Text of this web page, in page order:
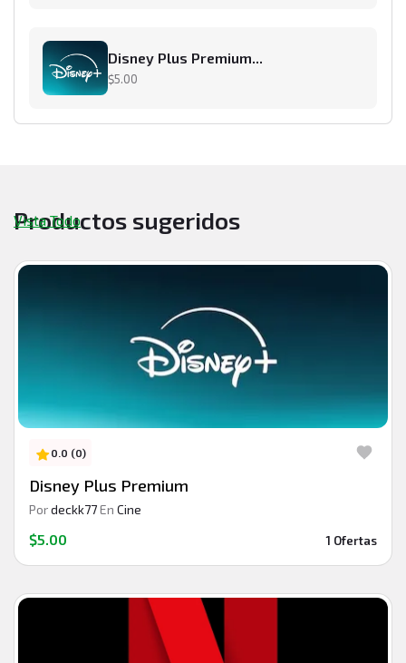
Disney Plus Premium...
$5.00
Productos sugeridos
Vista Todo
0.0 (0)
Disney Plus Premium
Pordeckk77En Cine
$5.00 1 Ofertas